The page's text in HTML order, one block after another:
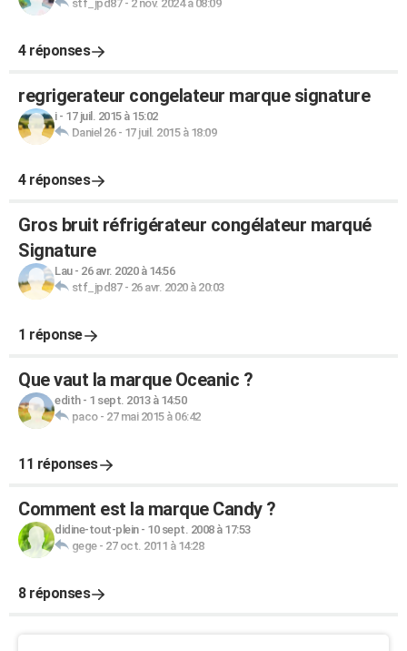
stf_jpd87- 2 nov. 2024 à 08:09
4 réponses
regrigerateur congelateur marque signature
i- 17 juil. 2015 à 15:02
Daniel 26- 17 juil. 2015 à 18:09
4 réponses
Gros bruit réfrigérateur congélateur marqué
Signature
Lau- 26 avr. 2020 à 14:56
stf_jpd87- 26 avr. 2020 à 20:03
1 réponse
Que vaut la marque Oceanic ?
edith- 1 sept. 2013 à 14:50
paco- 27 mai 2015 à 06:42
11 réponses
Comment est la marque Candy ?
didine-tout-plein- 10 sept. 2008 à 17:53
gege- 27 oct. 2011 à 14:28
8 réponses